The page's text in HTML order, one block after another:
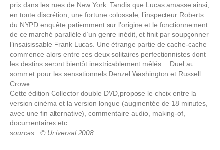
prix dans les rues de New York. Tandis que Lucas amasse ainsi,
en toute discrétion, une fortune colossale, l’inspecteur Roberts
du NYPD enquête patiemment sur l’origine et le fonctionnement
de ce marché parallèle d’un genre inédit, et finit par soupçonner
l’insaisissable Frank Lucas. Une étrange partie de cache-cache
commence alors entre ces deux solitaires perfectionnistes dont
les destins seront bientôt inextricablement mêlés… Duel au
sommet pour les sensationnels Denzel Washington et Russell
Crowe.
Cette édition Collector double DVD,propose le choix entre la
version cinéma et la version longue (augmentée de 18 minutes,
avec une fin alternative), commentaire audio, making-of,
documentaires etc.
sources : © Universal 2008